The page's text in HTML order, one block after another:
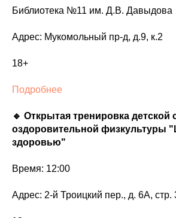
Библиотека №11 им. Д.В. Давыдова
Адрес: Мукомольный пр-д, д.9, к.2
18+
Подробнее
🔹 Открытая тренировка детской
оздоровительной физкультуры
здоровью"
Время: 12:00
Адрес: 2-й Троицкий пер., д. 6А, стр.